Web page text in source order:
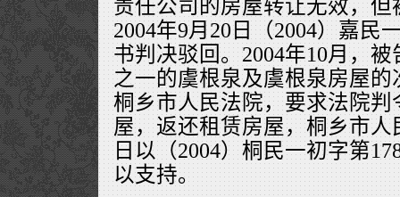
责任公司的房屋转让无效，
2004年9月20日（2004）嘉民
书判决驳回。2004年10月，
之一的虞根泉及虞根泉房屋
桐乡市人民法院，要求法院
屋，返还租赁房屋，桐乡市人
日以（2004）桐民一初字第
以支持。